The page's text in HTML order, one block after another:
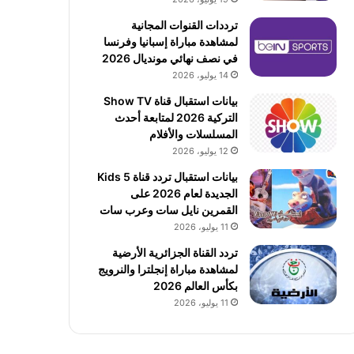
ترددات القنوات المجانية
لمشاهدة مباراة إسبانيا وفرنسا
في نصف نهائي مونديال 2026
14 يوليو، 2026
بيانات استقبال قناة Show TV
التركية 2026 لمتابعة أحدث
المسلسلات والأفلام
12 يوليو، 2026
بيانات استقبال تردد قناة 5 Kids
الجديدة لعام 2026 على
القمرين نايل سات وعرب سات
11 يوليو، 2026
تردد القناة الجزائرية الأرضية
لمشاهدة مباراة إنجلترا والنرويج
بكأس العالم 2026
11 يوليو، 2026